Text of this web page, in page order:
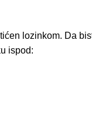
lozinkom. Da
ispod: